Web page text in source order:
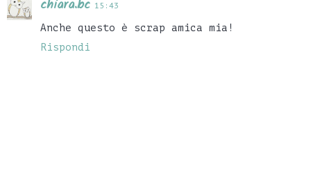
chiara.bc 15:43
Anche questo è scrap amica mia!
Rispondi